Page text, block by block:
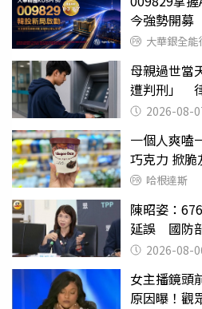
今強勢開募
大華銀全能
母親過世當
遭判刑」
2026-08-
一個人爽嗑
巧克力 掀脆
哈根達斯
陳昭姿：
延誤 國防
2026-08-
女主播鏡
原因曝！觀